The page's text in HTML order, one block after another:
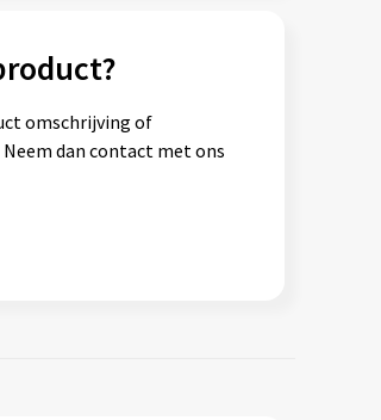
omschrijving of
dan contact met ons